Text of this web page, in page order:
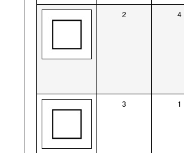
2 4
3 1